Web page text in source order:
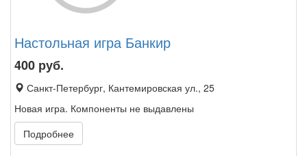
Настольная игра Банкир
400 руб.
Санкт-Петербург, Кантемировская ул., 25
Новая игра. Компоненты не выдавлены
Подробнее